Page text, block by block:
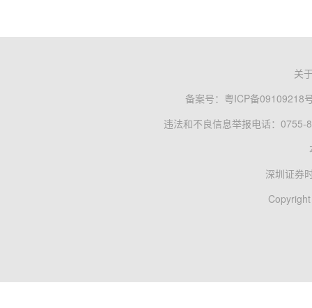
关
备案号： 粤ICP备09109218
违法和不良信息举报电话：0755-
深圳证券